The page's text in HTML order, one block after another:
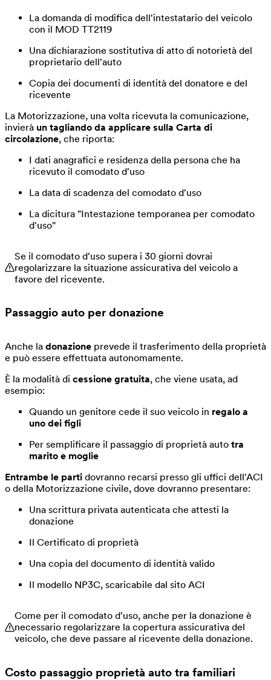
La domanda di modifica dell'intestatario del veicolo
con il MOD TT2119
Una dichiarazione sostitutiva di atto di notorietà del
proprietario dell'auto
Copia dei documenti di identità del donatore e del
ricevente
La Motorizzazione, una volta ricevuta la comunicazione,
invierà un tagliando da applicare sulla Carta di
circolazione, che riporta:
I dati anagrafici e residenza della persona che ha
ricevuto il comodato d'uso
La data di scadenza del comodato d'uso
La dicitura "Intestazione temporanea per comodato
d'uso"
Se il comodato d'uso supera i 30 giorni dovrai
regolarizzare la situazione assicurativa del veicolo a
favore del ricevente.
Passaggio auto per donazione
Anche la donazione prevede il trasferimento della proprietà
e può essere effettuata autonomamente.
È la modalità di cessione gratuita, che viene usata, ad
esempio:
Quando un genitore cede il suo veicolo in regalo a
uno dei figli
Per semplificare il passaggio di proprietà auto tra
marito e moglie
Entrambe le parti dovranno recarsi presso gli uffici dell'ACI
o della Motorizzazione civile, dove dovranno presentare:
Una scrittura privata autenticata che attesti la
donazione
Il Certificato di proprietà
Una copia del documento di identità valido
Il modello NP3C, scaricabile dal sito ACI
Come per il comodato d'uso, anche per la donazione è
necessario regolarizzare la copertura assicurativa del
veicolo, che deve passare al ricevente della donazione.
Costo passaggio proprietà auto tra familiari